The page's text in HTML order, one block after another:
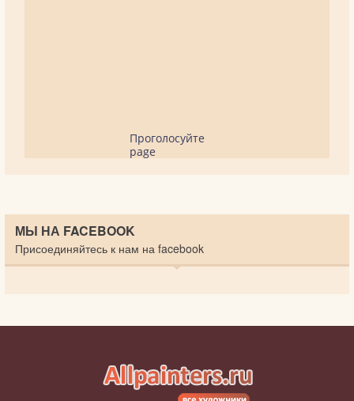
Проголосуйте
page
МЫ НА FACEBOOK
Присоединяйтесь к нам на facebook